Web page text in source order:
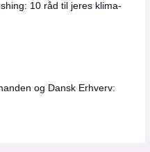
10 råd til jeres klima-
og Dansk Erhverv: